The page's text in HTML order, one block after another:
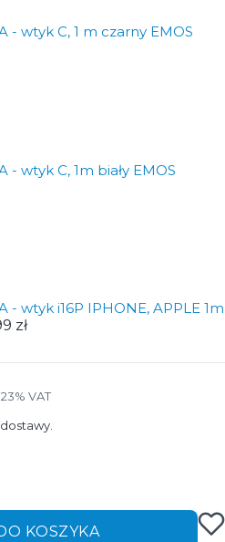
- wtyk C, 1 m czarny EMOS
wtyk C, 1m biały EMOS
- wtyk i16P IPHONE, APPLE 1m
zł
VAT
23% VAT
KOSZYKA